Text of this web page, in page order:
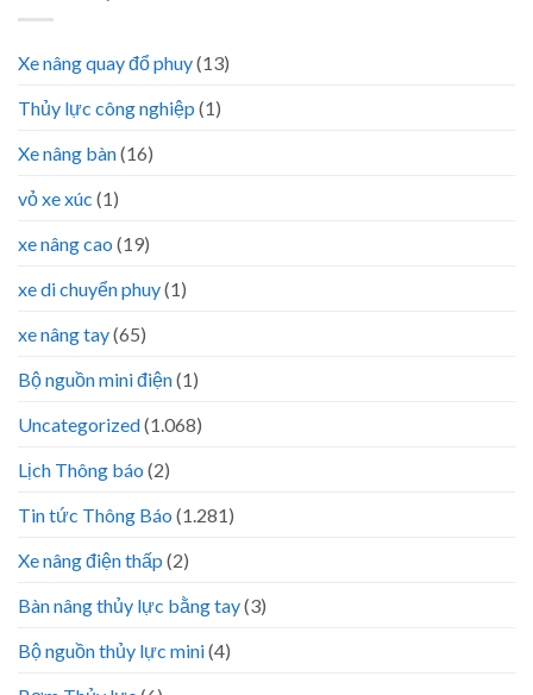
Xe nâng quay đổ phuy(13)
Thủy lực công nghiệp (1)
Xe nâng bàn(16)
vỏ xe xúc (1)
xe nâng cao (19)
xe di chuyển phuy(1)
xe nâng tay(65)
Bộ nguồn mini điện(1)
Uncategorized(1.068)
Lịch Thông báo (2)
Tin tức Thông Báo (1.281)
Xe nâng điện thấp (2)
Bàn nâng thủy lực bằng tay(3)
Bộ nguồn thủy lực mini(4)